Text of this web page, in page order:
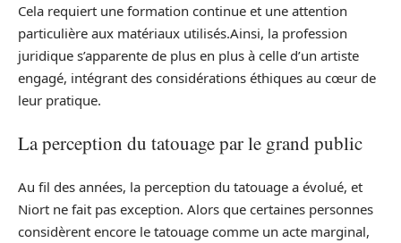
Cela requiert une formation continue et une attention
particulière aux matériaux utilisés.Ainsi, la profession
juridique s’apparente de plus en plus à celle d’un artiste
engagé, intégrant des considérations éthiques au cœur de
leur pratique.
La perception du tatouage par le grand public
Au fil des années, la perception du tatouage a évolué, et
Niort ne fait pas exception. Alors que certaines personnes
considèrent encore le tatouage comme un acte marginal,